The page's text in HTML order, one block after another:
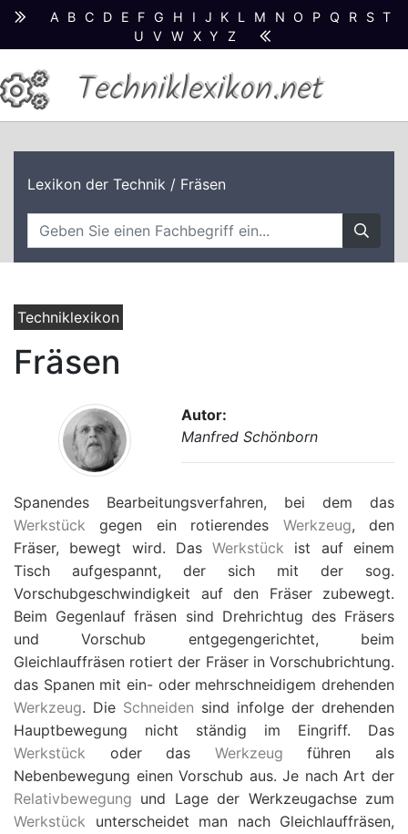
A B C D E F G H I J K L M N O P Q R S T
U
V W X Y Z
Techniklexikon.net
Lexikon der Technik / Fräsen
Techniklexikon
Fräsen
Autor:
Manfred Schönborn
Spanendes Bearbeitungsverfahren, bei dem das
Werkstück gegen ein rotierendes Werkzeug, den
Fräser, bewegt wird. DasWerkstück ist auf einem
Tisch aufgespannt, der sich mit der sog.
Vorschubgeschwindigkeit auf den Fräser zubewegt.
Beim Gegenlauf fräsen sind Drehrichtug des Fräsers
und Vorschub entgegengerichtet, beim
Gleichlauffräsen rotiert der Fräser in Vorschubrichtung.
das Spanen mit ein- oder mehrschneidigem drehenden
Werkzeug. Die Schneiden sind infolge der drehenden
Hauptbewegung nicht ständig im Eingriff. Das
Werkstück oder das Werkzeug führen als
Nebenbewegung einen Vorschub aus. Je nach Art der
Relativbewegung und Lage der Werkzeugachse zum
Werkstück unterscheidet man nach Gleichlauffräsen,